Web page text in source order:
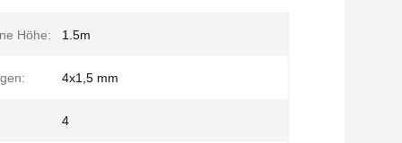
Höhe: 1.5m
4x1,5 mm
4